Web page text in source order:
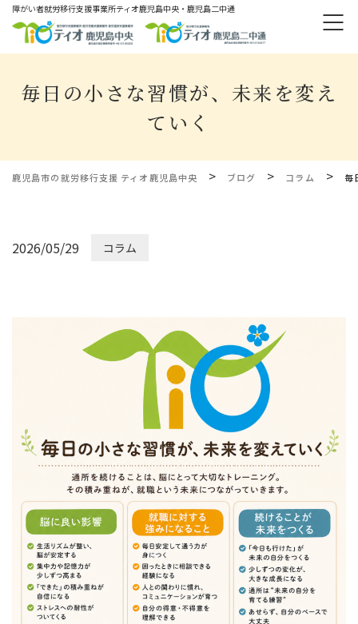
障がい者就労移⾏⽀援事業所ティオ⿅児島中央・鹿児島二中通
毎日の小さな習慣が、未来を変え
ていく
鹿児島市の就労移行支援 ティオ鹿児島中央 > ブログ > コラム > 毎
2026/05/29 コラム